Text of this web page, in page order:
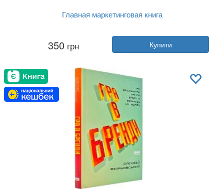
Главная маркетинговая книга
Олексій Філановський
Видавництво:Фабула
Мова:Російська
350 грн Купити